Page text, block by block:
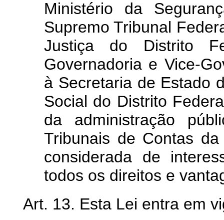
Ministério da
Supremo Tribunal
Justiça do Distrito
Governadoria e Vice-
à Secretaria de Estado
Social do Distrito
da administração
Tribunais de Contas
considerada de
todos os direitos e
Art. 13. Esta Lei entra em